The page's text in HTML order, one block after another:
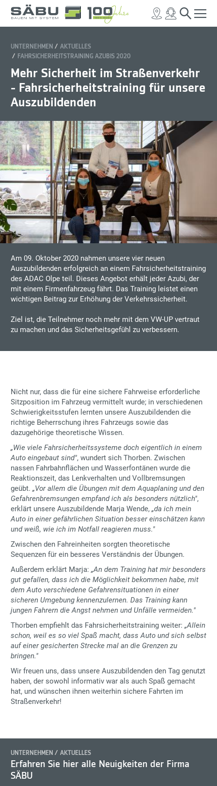
UNTERNEHMEN
AKTUELLES
FAHRSICHERHEITSTRAINING AZUBIS 2020
Mehr Sicherheit im Straßenverkehr
- Fahrsicherheitstraining für unsere
Auszubildenden
Am 09. Oktober 2020 nahmen unsere vier neuen
Auszubildenden erfolgreich an einem Fahrsicherheitstraining
des ADAC Olpe teil. Dieses Angebot erhält jeder Azubi, der
mit einem Firmenfahrzeug fährt. Das Training leistet einen
wichtigen Beitrag zur Erhöhung der Verkehrssicherheit.
Ziel ist, die Teilnehmer noch mehr mit dem VW-UP vertraut
zu machen und das Sicherheitsgefühl zu verbessern.
Nicht nur, dass die für eine sichere Fahrweise erforderliche
Sitzposition im Fahrzeug vermittelt wurde; in verschiedenen
Schwierigkeitsstufen lernten unsere Auszubildenden die
richtige Beherrschung ihres Fahrzeugs sowie das
dazugehörige theoretische Wissen.
„Wie viele Fahrsicherheitssysteme doch eigentlich in einem
Auto eingebaut sind", wundert sich Thorben. Zwischen
nassen Fahrbahnflächen und Wasserfontänen wurde die
Reaktionszeit, das Lenkverhalten und Vollbremsungen
geübt. „Vor allem die Übungen mit dem Aquaplaning und den
Gefahrenbremsungen empfand ich als besonders nützlich",
erklärt unsere Auszubildende Marja Wende, „da ich mein
Auto in einer gefährlichen Situation besser einschätzen kann
und weiß, wie ich im Notfall reagieren muss."
Zwischen den Fahreinheiten sorgten theoretische
Sequenzen für ein besseres Verständnis der Übungen.
Außerdem erklärt Marja: „An dem Training hat mir besonders
gut gefallen, dass ich die Möglichkeit bekommen habe, mit
dem Auto verschiedene Gefahrensituationen in einer
sicheren Umgebung kennenzulernen. Das Training kann
jungen Fahrern die Angst nehmen und Unfälle vermeiden."
Thorben empfiehlt das Fahrsicherheitstraining weiter: „Allein
schon, weil es so viel Spaß macht, dass Auto und sich selbst
auf einer gesicherten Strecke mal an die Grenzen zu
bringen."
Wir freuen uns, dass unsere Auszubildenden den Tag genutzt
haben, der sowohl informativ war als auch Spaß gemacht
hat, und wünschen ihnen weiterhin sichere Fahrten im
Straßenverkehr!
UNTERNEHMEN AKTUELLES
Erfahren Sie hier alle Neuigkeiten der Firma
SÄBU